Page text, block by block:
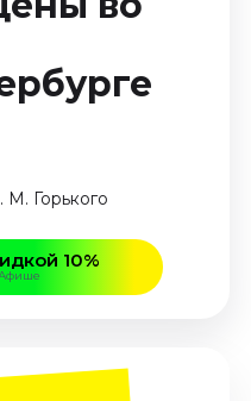
Горького
10%